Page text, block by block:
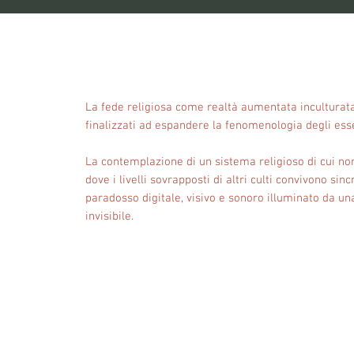
La fede religiosa come realtà aumentata
finalizzati ad espandere la fenomenologia degli
La contemplazione di un sistema religioso di cui
dove i livelli sovrapposti di altri culti convivono
paradosso digitale, visivo e sonoro illuminato da
invisibile.